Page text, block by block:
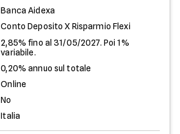
Banca Aidexa
Conto Deposito X Risparmio Flexi
2,85% fino al 31/05/2027. Poi 1%
variabile.
0,20% annuo sul totale
Online
No
Italia